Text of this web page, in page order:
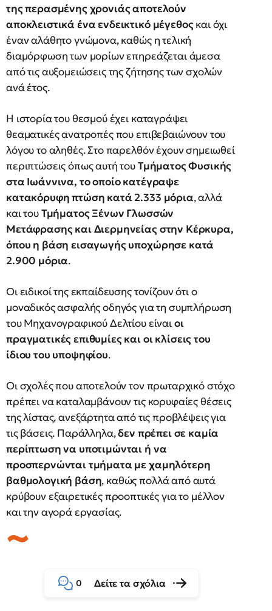
της περασμένης χρονιάς αποτελούν
αποκλειστικά ένα ενδεικτικό μέγεθοςκαι όχι
έναν αλάθητο γνώμονα, καθώς η τελική
διαμόρφωση των μορίων επηρεάζεται άμεσα
από τις αυξομειώσεις της ζήτησης των σχολών
ανά έτος.
Η ιστορία του θεσμού έχει καταγράψει
θεαματικές ανατροπές που επιβεβαιώνουν του
λόγου το αληθές. Στο παρελθόν έχουν σημειωθεί
περιπτώσεις όπως αυτή τουΤμήματος Φυσικής
στα Ιωάννινα, το οποίο κατέγραψε
κατακόρυφη πτώση κατά 2.333 μόρια, αλλά
και τουΤμήματος Ξένων Γλωσσών
Μετάφρασης και Διερμηνείας στην Κέρκυρα,
όπου η βάση εισαγωγής υποχώρησε κατά
2.900 μόρια.
Oι ειδικοί της εκπαίδευσης τονίζουν ότι ο
μοναδικός ασφαλής οδηγός για τη συμπλήρωση
του Μηχανογραφικού Δελτίου είναιοι
πραγματικές επιθυμίες και οι κλίσεις του
ίδιου του υποψηφίου.
Οι σχολές που αποτελούν τον πρωταρχικό στόχο
πρέπει να καταλαμβάνουν τις κορυφαίες θέσεις
της λίστας, ανεξάρτητα από τις προβλέψεις για
τις βάσεις. Παράλληλα,δεν πρέπει σε καμία
περίπτωση να υποτιμώνται ή να
προσπερνώνται τμήματα με χαμηλότερη
βαθμολογική βάση, καθώς πολλά από αυτά
κρύβουν εξαιρετικές προοπτικές για το μέλλον
και την αγορά εργασίας.
0 Δείτε τα σχόλια